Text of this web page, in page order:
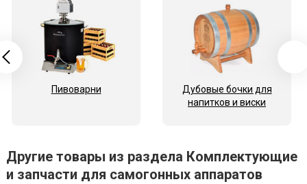
Пивоварни
Дубовые бочки для
напитков и виски
Другие товары из раздела Комплектующие
и запчасти для самогонных аппаратов